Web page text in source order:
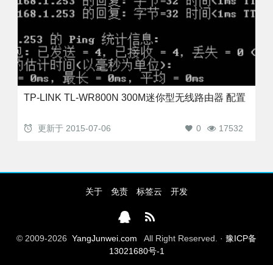
TP-LINK TL-WR800N 300M迷你型无线路由器 配置
更新于 2015-07-06 17532
0
关于 免责 标签云 开发
© 2009-2026 YangJunwei.com All Right Reserved. · 豫ICP备
13021680号-1